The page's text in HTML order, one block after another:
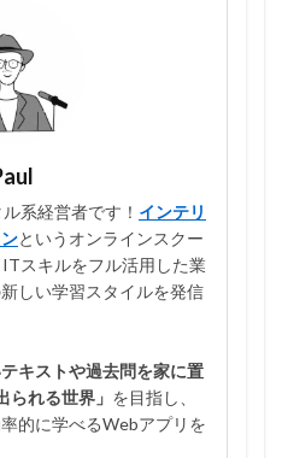
系経営者です！ インテリ
というオンラインスクー
スキルをフル活用した業
しい学習スタイルを発信
テキストや過去問を家に置
られる世界」 を目指し、
的に学べるWebアプリを